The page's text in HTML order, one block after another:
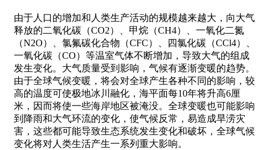
由于人口的增加和人类生产活动的规模越来越大，向大气
释放的二氧化碳（CO2）、甲烷（CH4）、一氧化二氮
（N2O）、氯氟碳化合物（CFC）、四氯化碳（CCl4）、
一氧化碳（CO）等温室气体不断增加，导致大气的组成
发生变化。大气质量受到影响，气候有逐渐变暖的趋势。
由于全球气候变暖，将会对全球产生各种不同的影响，较
高的温度可使极地冰川融化，海平面每10年将升高6厘
米，因而将使一些海岸地区被淹没。全球变暖也可能影响
到降雨和大气环流的变化，使气候反常，易造成旱涝灾
害，这些都可能导致生态系统发生变化和破坏，全球气候
变化将对人类生活产生一系列重大影响。